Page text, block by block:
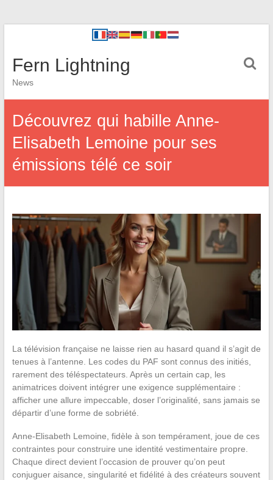
Fern Lightning
News
Découvrez qui habille Anne-
Elisabeth Lemoine pour ses
émissions télé ce soir
La télévision française ne laisse rien au hasard quand il s’agit de
tenues à l’antenne. Les codes du PAF sont connus des initiés,
rarement des téléspectateurs. Après un certain cap, les
animatrices doivent intégrer une exigence supplémentaire :
afficher une allure impeccable, doser l’originalité, sans jamais se
départir d’une forme de sobriété.
Anne-Elisabeth Lemoine, fidèle à son tempérament, joue de ces
contraintes pour construire une identité vestimentaire propre.
Chaque direct devient l’occasion de prouver qu’on peut
conjuguer aisance, singularité et fidélité à des créateurs souvent